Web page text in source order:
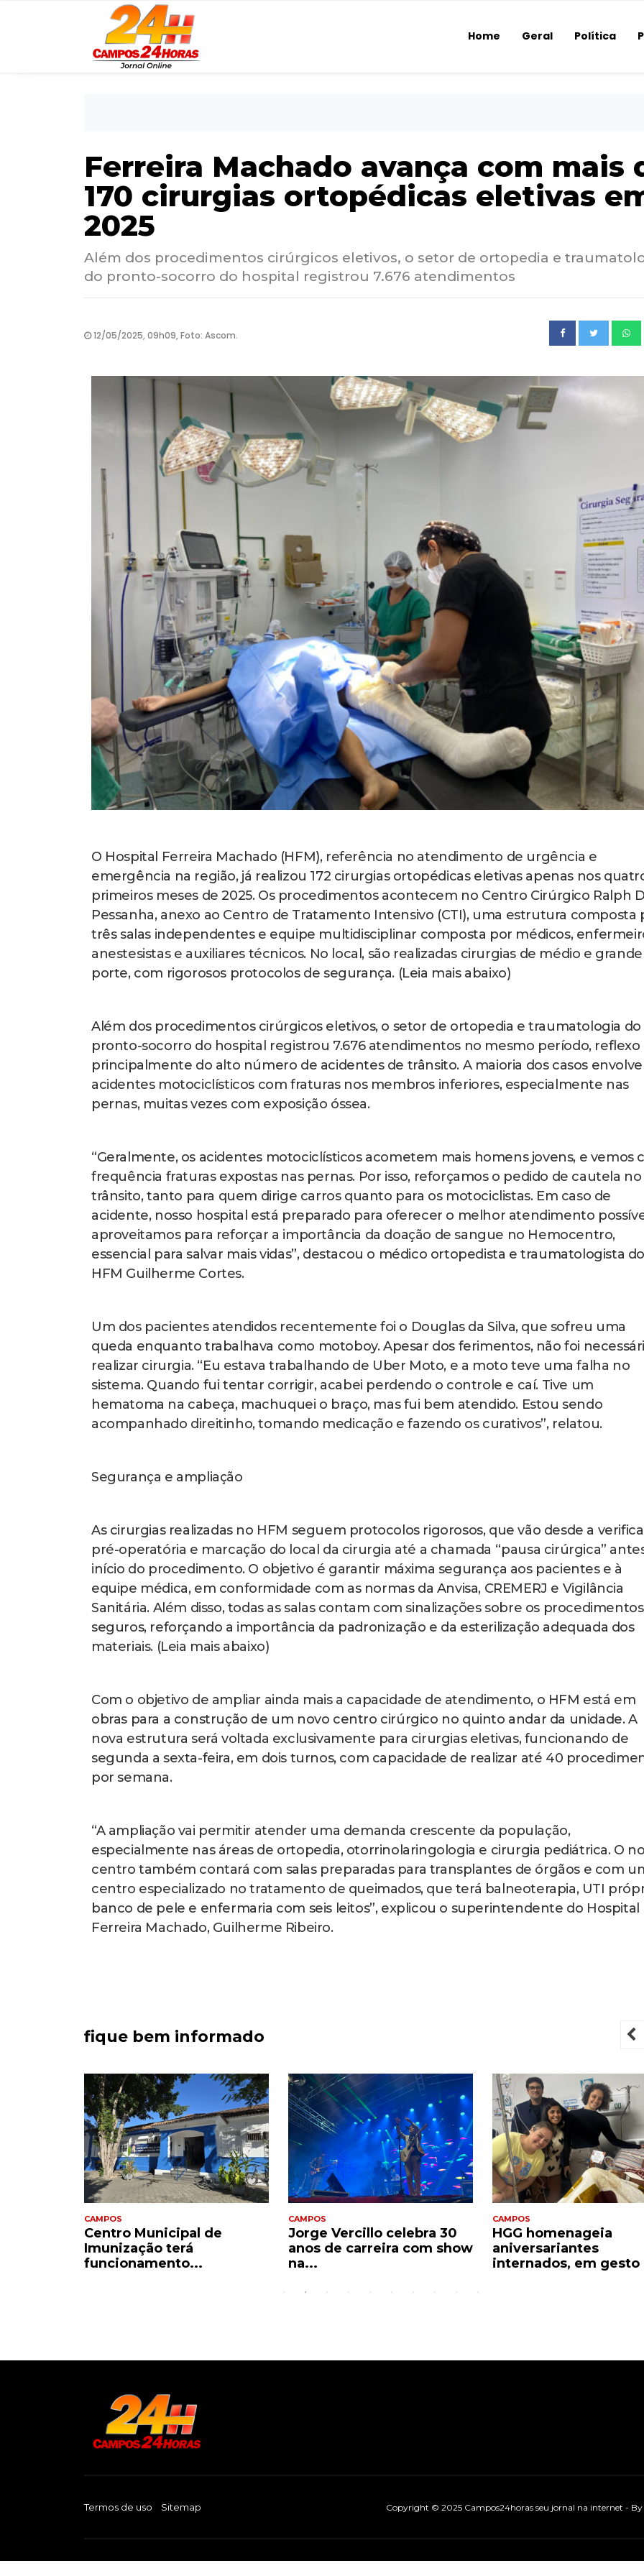
Home Geral Política
Ferreira Machado avança com mais
170 cirurgias ortopédicas eletivas
2025
Além dos procedimentos cirúrgicos eletivos, o setor de ortopedia e
do pronto-socorro do hospital registrou 7.676 atendimentos
12/05/2025, 09h09, Foto: Ascom.
O Hospital Ferreira Machado (HFM), referência no atendimento de urgência e
emergência na região, já realizou 172 cirurgias ortopédicas eletivas apenas nos
primeiros meses de 2025. Os procedimentos acontecem no Centro Cirúrgico Ralph
Pessanha, anexo ao Centro de Tratamento Intensivo (CTI), uma estrutura composta
três salas independentes e equipe multidisciplinar composta por médicos,
anestesistas e auxiliares técnicos. No local, são realizadas cirurgias de médio e grande
porte, com rigorosos protocolos de segurança. (Leia mais abaixo)
Além dos procedimentos cirúrgicos eletivos, o setor de ortopedia e traumatologia do
pronto-socorro do hospital registrou 7.676 atendimentos no mesmo período, reflexo
principalmente do alto número de acidentes de trânsito. A maioria dos casos envolve
acidentes motociclísticos com fraturas nos membros inferiores, especialmente nas
pernas, muitas vezes com exposição óssea.
“Geralmente, os acidentes motociclísticos acometem mais homens jovens, e vemos
frequência fraturas expostas nas pernas. Por isso, reforçamos o pedido de cautela no
trânsito, tanto para quem dirige carros quanto para os motociclistas. Em caso de
acidente, nosso hospital está preparado para oferecer o melhor atendimento
aproveitamos para reforçar a importância da doação de sangue no Hemocentro,
essencial para salvar mais vidas”, destacou o médico ortopedista e traumatologista do
HFM Guilherme Cortes.
Um dos pacientes atendidos recentemente foi o Douglas da Silva, que sofreu uma
queda enquanto trabalhava como motoboy. Apesar dos ferimentos, não foi
realizar cirurgia. “Eu estava trabalhando de Uber Moto, e a moto teve uma falha no
sistema. Quando fui tentar corrigir, acabei perdendo o controle e caí. Tive um
hematoma na cabeça, machuquei o braço, mas fui bem atendido. Estou sendo
acompanhado direitinho, tomando medicação e fazendo os curativos”, relatou.
Segurança e ampliação
As cirurgias realizadas no HFM seguem protocolos rigorosos, que vão desde a
pré-operatória e marcação do local da cirurgia até a chamada “pausa cirúrgica”
início do procedimento. O objetivo é garantir máxima segurança aos pacientes e à
equipe médica, em conformidade com as normas da Anvisa, CREMERJ e Vigilância
Sanitária. Além disso, todas as salas contam com sinalizações sobre os procedimentos
seguros, reforçando a importância da padronização e da esterilização adequada dos
materiais. (Leia mais abaixo)
Com o objetivo de ampliar ainda mais a capacidade de atendimento, o HFM está em
obras para a construção de um novo centro cirúrgico no quinto andar da unidade. A
nova estrutura será voltada exclusivamente para cirurgias eletivas, funcionando de
segunda a sexta-feira, em dois turnos, com capacidade de realizar até 40
por semana.
“A ampliação vai permitir atender uma demanda crescente da população,
especialmente nas áreas de ortopedia, otorrinolaringologia e cirurgia pediátrica. O
centro também contará com salas preparadas para transplantes de órgãos e com
centro especializado no tratamento de queimados, que terá balneoterapia, UTI
banco de pele e enfermaria com seis leitos”, explicou o superintendente do Hospital
Ferreira Machado, Guilherme Ribeiro.
fique bem informado
CAMPOS
Centro Municipal de
Imunização terá
funcionamento...
CAMPOS
Jorge Vercillo celebra 30
anos de carreira com show
na...
CAMPOS
HGG homenageia
aniversariantes
internados, em gesto
Termos de uso Sitemap Copyright © 2025 Campos24horas seu jornal na internet - By